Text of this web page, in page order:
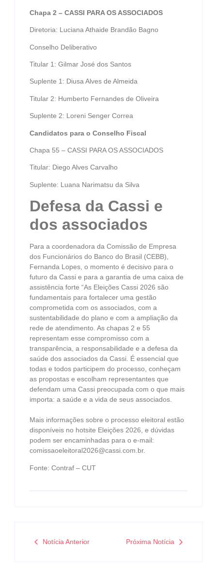
Chapa 2 – CASSI PARA OS ASSOCIADOS
Diretoria: Luciana Athaide Brandão Bagno
Conselho Deliberativo
Titular 1: Gilmar José dos Santos
Suplente 1: Diusa Alves de Almeida
Titular 2: Humberto Fernandes de Oliveira
Suplente 2: Loreni Senger Correa
Candidatos para o Conselho Fiscal
Chapa 55 – CASSI PARA OS ASSOCIADOS
Titular: Diego Alves Carvalho
Suplente: Luana Narimatsu da Silva
Defesa da Cassi e
dos associados
Para a coordenadora da Comissão de Empresa
dos Funcionários do Banco do Brasil (CEBB),
Fernanda Lopes, o momento é decisivo para o
futuro da Cassi e para a garantia de uma caixa de
assistência forte “As Eleições Cassi 2026 são
fundamentais para fortalecer uma gestão
comprometida com os associados, com a
sustentabilidade do plano e com a ampliação da
rede de atendimento. As chapas 2 e 55
representam esse compromisso com a
transparência, a responsabilidade e a defesa da
saúde dos associados da Cassi. É essencial que
todas e todos participem do processo, conheçam
as propostas e escolham representantes que
defendam uma Cassi preocupada com o que mais
importa: a saúde e a vida de seus associados.
Mais informações sobre o processo eleitoral estão
disponíveis no hotsite Eleições 2026, e dúvidas
podem ser encaminhadas para o e-mail:
comissaoeleitoral2026@cassi.com.br.
Fonte: Contraf – CUT
Notícia Anterior Próxima Notícia